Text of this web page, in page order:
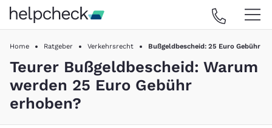
Home Ratgeber Verkehrsrecht Bußgeldbescheid: 25 Euro Gebühr
Teurer Bußgeldbescheid: Warum
werden 25 Euro Gebühr
erhoben?